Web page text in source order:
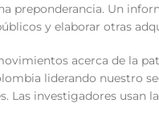
preponderancia. Un
y elaborar otras
acerca de la
liderando nuestro
investigadores usan